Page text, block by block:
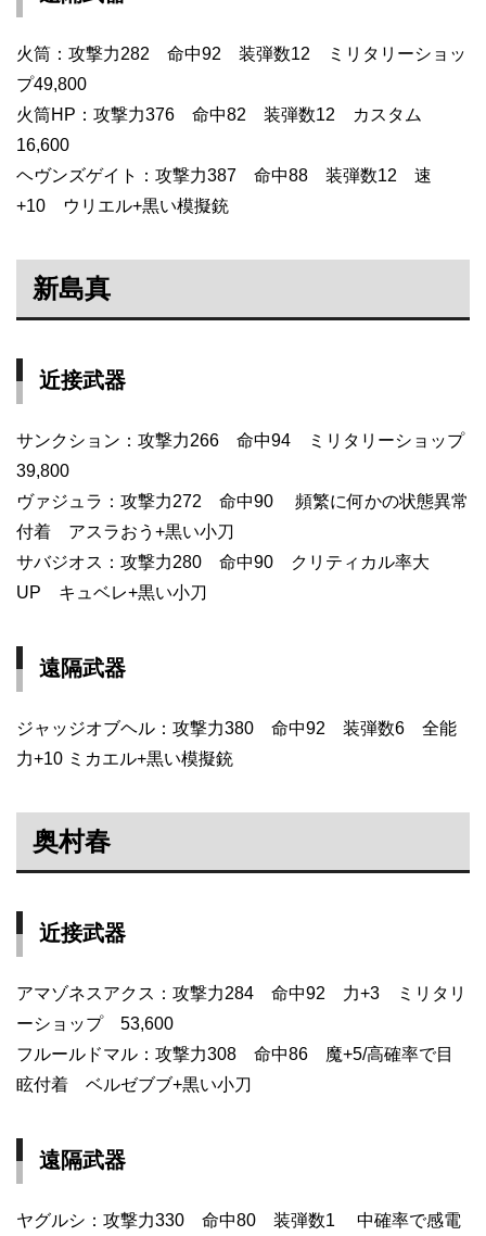
火筒：攻撃力282 命中92 装弾数12 ミリタリーショッ
プ49,800
火筒HP：攻撃力376 命中82 装弾数12 カスタム
16,600
ヘヴンズゲイト：攻撃力387 命中88 装弾数12 速
+10 ウリエル+黒い模擬銃
新島真
近接武器
サンクション：攻撃力266 命中94 ミリタリーショップ
39,800
ヴァジュラ：攻撃力272 命中90 頻繁に何かの状態異常
付着 アスラおう+黒い小刀
サバジオス：攻撃力280 命中90 クリティカル率大
UP キュベレ+黒い小刀
遠隔武器
ジャッジオブヘル：攻撃力380 命中92 装弾数6 全能
力+10 ミカエル+黒い模擬銃
奥村春
近接武器
アマゾネスアクス：攻撃力284 命中92 力+3 ミリタリ
ーショップ 53,600
フルールドマル：攻撃力308 命中86 魔+5/高確率で目
眩付着 ベルゼブブ+黒い小刀
遠隔武器
ヤグルシ：攻撃力330 命中80 装弾数1 中確率で感電